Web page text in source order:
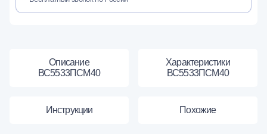
Описание
ВС5533ПСМ40
Характеристики
ВС5533ПСМ40
Инструкции Похожие